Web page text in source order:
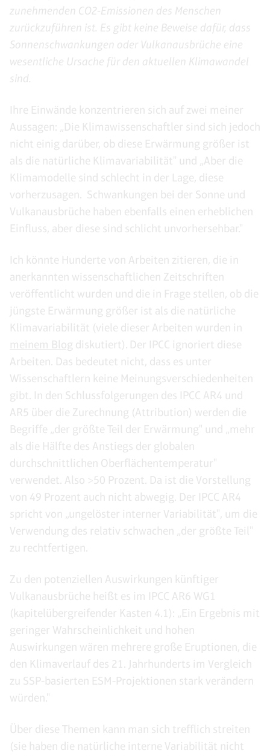
zunehmenden CO2-Emissionen des Menschen
zurückzuführen ist. Es gibt keine Beweise dafür, dass
Sonnenschwankungen oder Vulkanausbrüche eine
wesentliche Ursache für den aktuellen Klimawandel
sind.
Ihre Einwände konzentrieren sich auf zwei meiner
Aussagen: „Die Klimawissenschaftler sind sich jedoch
nicht einig darüber, ob diese Erwärmung größer ist
als die natürliche Klimavariabilität" und „Aber die
Klimamodelle sind schlecht in der Lage, diese
vorherzusagen. Schwankungen bei der Sonne und
Vulkanausbrüche haben ebenfalls einen erheblichen
Einfluss, aber diese sind schlicht unvorhersehbar."
Ich könnte Hunderte von Arbeiten zitieren, die in
anerkannten wissenschaftlichen Zeitschriften
veröffentlicht wurden und die in Frage stellen, ob die
jüngste Erwärmung größer ist als die natürliche
Klimavariabilität (viele dieser Arbeiten wurden in
meinem Blog diskutiert). Der IPCC ignoriert diese
Arbeiten. Das bedeutet nicht, dass es unter
Wissenschaftlern keine Meinungsverschiedenheiten
gibt. In den Schlussfolgerungen des IPCC AR4 und
AR5 über die Zurechnung (Attribution) werden die
Begriffe „der größte Teil der Erwärmung" und „mehr
als die Hälfte des Anstiegs der globalen
durchschnittlichen Oberflächentemperatur"
verwendet. Also >50 Prozent. Da ist die Vorstellung
von 49 Prozent auch nicht abwegig. Der IPCC AR4
spricht von „ungelöster interner Variabilität", um die
Verwendung des relativ schwachen „der größte Teil"
zu rechtfertigen.
Zu den potenziellen Auswirkungen künftiger
Vulkanausbrüche heißt es im IPCC AR6 WG1
(kapitelübergreifender Kasten 4.1): „Ein Ergebnis mit
geringer Wahrscheinlichkeit und hohen
Auswirkungen wären mehrere große Eruptionen, die
den Klimaverlauf des 21. Jahrhunderts im Vergleich
zu SSP-basierten ESM-Projektionen stark verändern
würden."
Über diese Themen kann man sich trefflich streiten
(sie haben die natürliche interne Variabilität nicht